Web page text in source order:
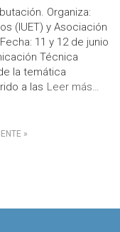
Organiza:
(IUET) y Asociación
11 y 12 de junio
Técnica
la temática
a las Leer más…